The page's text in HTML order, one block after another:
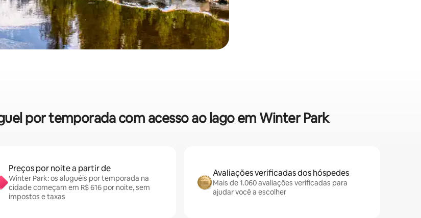
por temporada com acesso ao lago em Winter Park
Preços por noite a partir de
Winter Park: os aluguéis por temporada na
cidade começam em R$ 616 por noite, sem
impostos e taxas
Avaliações verificadas dos hóspedes
Mais de 1.060 avaliações verificadas para
ajudar você a escolher